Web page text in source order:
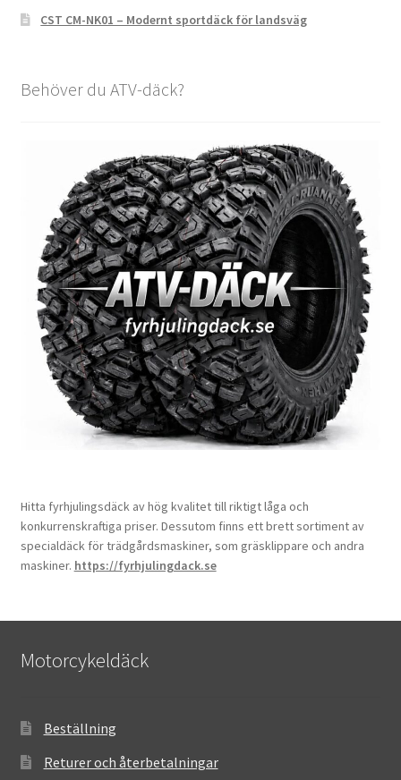
CST CM-NK01 – Modernt sportdäck för landsväg
Behöver du ATV-däck?
Hitta fyrhjulingsdäck av hög kvalitet till riktigt låga och
konkurrenskraftiga priser. Dessutom finns ett brett sortiment av
specialdäck för trädgårdsmaskiner, som gräsklippare och andra
maskiner. https://fyrhjulingdack.se
Motorcykeldäck
Beställning
Returer och återbetalningar